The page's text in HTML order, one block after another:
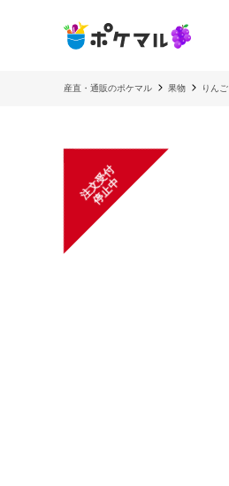
産直・通販のポケマル 果物 りんご
注
文
受
付
停
止
中